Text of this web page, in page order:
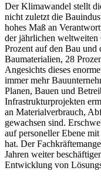
Der Klimawandel stellt
nicht zuletzt die
hohes Maß an
der jährlichen
Prozent auf den Bau und
Baumaterialien, 28
Angesichts dieses
immer mehr
Planen, Bauen und
Infrastrukturprojekten
an Materialverbrauch,
gewachsen sind.
auf personeller Ebene
hat. Der
Jahren weiter
Entwicklung von